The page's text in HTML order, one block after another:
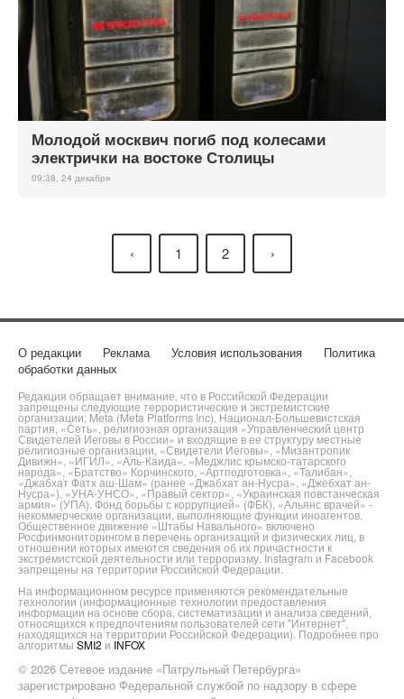
Молодой москвич погиб под колесами
электрички на востоке Столицы
09:38, 24 декабря
‹ 1 2 ›
О редакции Реклама Условия использования
Политика
обработки данных
Редакция обращает внимание, что в Российской Федерации
запрещены следующие террористические и экстремистские
организации: Meta (Meta Platforms Inc), Национал-Большевистская
партия, «Сеть», религиозная организация «Управленческий центр
Свидетелей Иеговы в России» и входящие в ее структуру местные
религиозные организации, «Свидетели Иеговы», «Мизантропик
Дивижн», «ИГИЛ», «Аль-Каида», «Меджлис крымско-татарского
народа», «Братство» Корчинского, «Артподготовка», «Талибан»,
«Джабхат Фатх аш-Шам» (ранее «Джабхат ан-Нусра», «Джебхат ан-
Нусра»), «УНА-УНСО», «Правый сектор», «Украинская повстанческая
армия» (УПА). Фонд борьбы с коррупцией» (ФБК), «Альянс врачей» -
некоммерческие организации, выполняющие функции иноагентов.
Общественное движение «Штабы Навального» включено
Росфинмониторингом в перечень организаций и физических лиц, в
отношении которых имеются сведения об их причастности к
экстремистской деятельности или терроризму. Instagram и Facebook
запрещены на территории Российской Федерации.
На информационном ресурсе применяются рекомендательные
технологии (информационные технологии предоставления
информации на основе сбора, систематизации и анализа сведений,
относящихся к предпочтениям пользователей сети "Интернет",
находящихся на территории Российской Федерации). Подробнее про
алгоритмы SMI2 и INFOX
© 2026 Сетевое издание «Патрульный Петербурга»
зарегистрировано Федеральной службой по надзору в сфере